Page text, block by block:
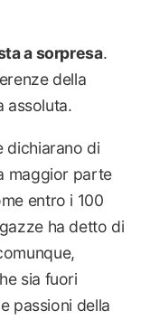
a sorpresa.
della
assoluta.
dichiarano di
maggior parte
entro i 100
ha detto di
sia fuori
passioni della